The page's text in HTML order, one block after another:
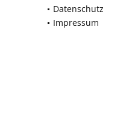
Datenschutz
Impressum